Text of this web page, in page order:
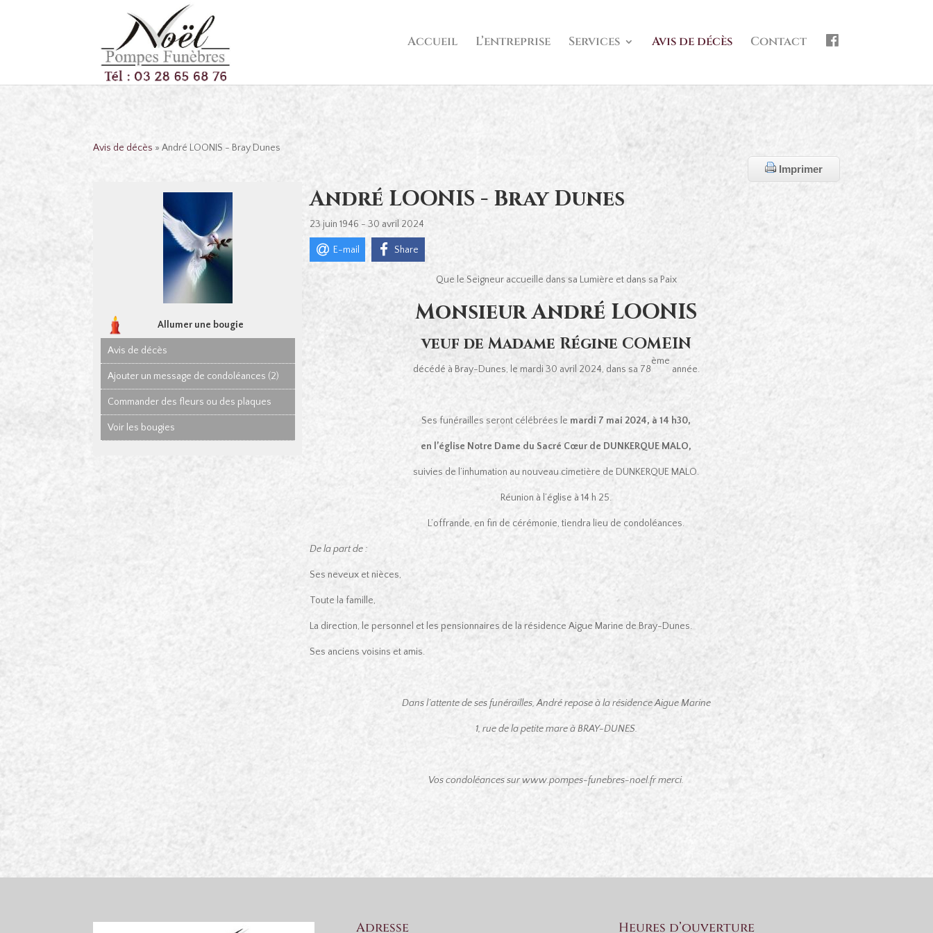
Accueil L’entreprise Services Avis de décès Contact
Avis de décès » André LOONIS - Bray Dunes
Imprimer
Allumer une bougie
Avis de décès
Ajouter un message de condoléances (2)
Commander des fleurs ou des plaques
Voir les bougies
André LOONIS - Bray Dunes
23 juin 1946 - 30 avril 2024
E-mail Share
Que le Seigneur accueille dans sa Lumière et dans sa Paix
Monsieur André LOONIS
veuf de Madame Régine COMEIN
décédé à Bray-Dunes, le mardi 30 avril 2024, dans sa 78
ème
année.
Ses funérailles seront célébrées le mardi 7 mai 2024, à 14 h30,
en l’église Notre Dame du Sacré Cœur de DUNKERQUE MALO,
suivies de l’inhumation au nouveau cimetière de DUNKERQUE MALO.
Réunion à l’église à 14 h 25.
L’offrande, en fin de cérémonie, tiendra lieu de condoléances.
De la part de :
Ses neveux et nièces,
Toute la famille,
La direction, le personnel et les pensionnaires de la résidence Aigue Marine de Bray-Dunes.
Ses anciens voisins et amis.
Dans l’attente de ses funérailles, André repose à la résidence Aigue Marine
1, rue de la petite mare à BRAY-DUNES.
Vos condoléances sur www.pompes-funebres-noel.fr merci.
Adresse Heures d’ouverture